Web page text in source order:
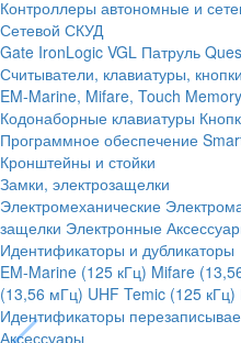
Контроллеры автономные и
Сетевой СКУД
Gate IronLogic VGL Патруль
Считыватели, клавиатуры,
EM-Marine, Mifare, Touch Memory
Кодонаборные клавиатуры
Программное обеспечение
Кронштейны и стойки
Замки, электрозащелки
Электромеханические
защелки Электронные
Идентификаторы и дубликаторы
EM-Marine (125 кГц) Mifare
(13,56 мГц) UHF Temic (125 кГц)
Идентификаторы
Аксессуары